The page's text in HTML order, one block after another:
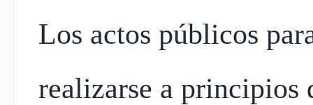
Los actos públicos
realizarse a principios